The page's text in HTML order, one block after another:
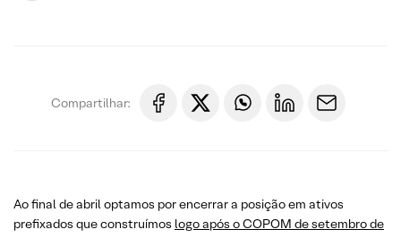
Compartilhar:
Ao final de abril optamos por encerrar a posição em ativos
prefixados que construímos logo após o COPOM de setembro de